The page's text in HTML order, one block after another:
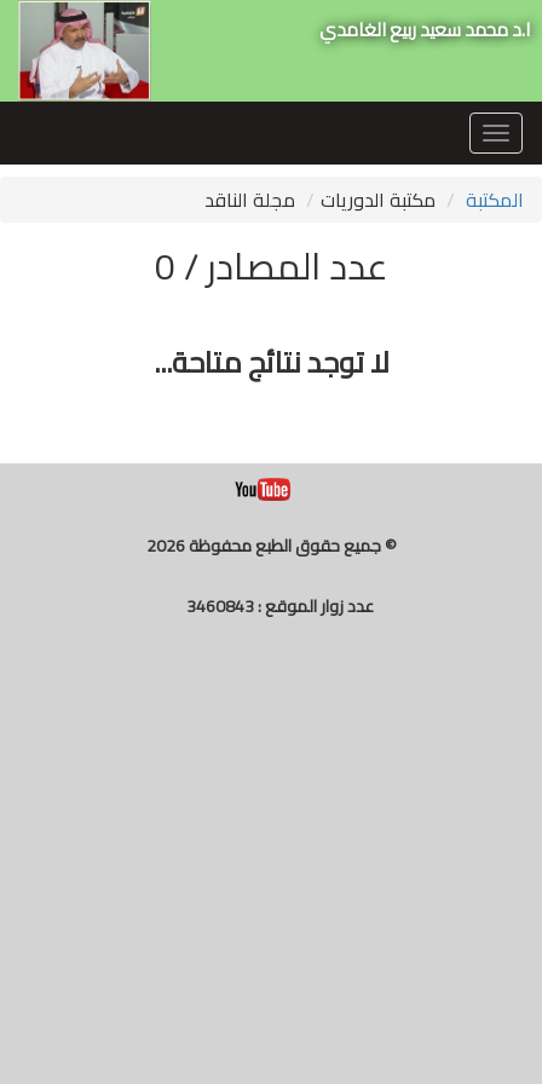
ا.د محمد سعيد ربيع الغامدي
Toggle
navigation
المكتبة
مكتبة الدوريات مجلة الناقد
عدد المصادر / 0
لا توجد نتائج متاحة...
© جميع حقوق الطبع محفوظة2026
عدد زوار الموقع :3460843